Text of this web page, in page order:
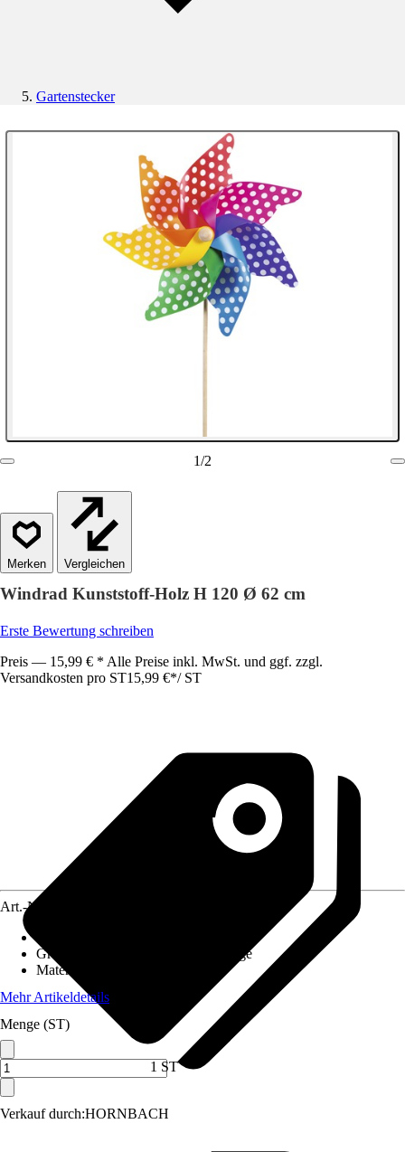
Gartenstecker
1/2
Vergleichen
Windrad Kunststoff-Holz H 120 Ø 62 cm
Erste Bewertung schreiben
Preis — 15,99 € * Alle Preise inkl. MwSt. und ggf. zzgl.
Versandkosten pro ST15,99 €*/ ST
Verkauf durch:HORNBACH
Art.-Nr.
Grundfarbe
Gelb, Rot, Grün, Orange
Material
Mehr Artikeldetails
Menge (ST)
1 ST